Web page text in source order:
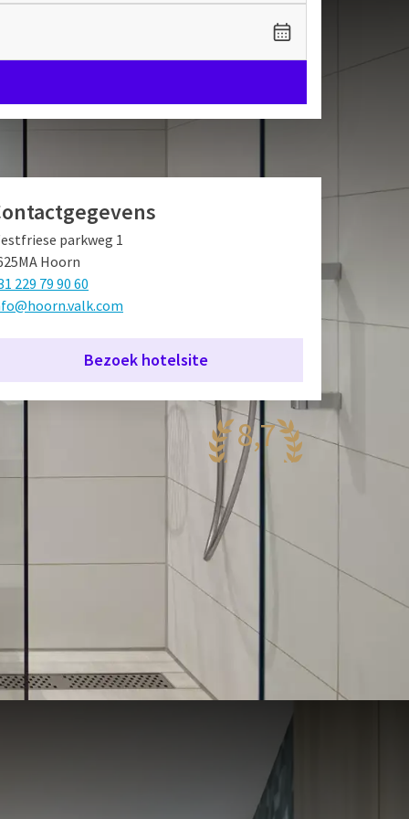
parkweg 1
Hoorn
229 79 90 60
Bezoek hotelsite
8,7